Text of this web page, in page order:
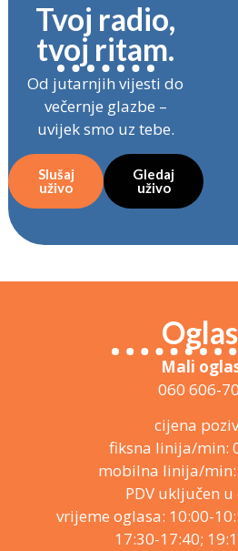
Tvoj radio,
tvoj ritam.
Od jutarnjih vijesti do
večernje glazbe –
uvijek smo uz tebe.
Slušaj
uživo
Gledaj
uživo
Mali
060 606-
cijena
fiksna linija/min:
mobilna linija/min:
PDV uključen u
vrijeme oglasa: 10:00-
17:30-17:40;